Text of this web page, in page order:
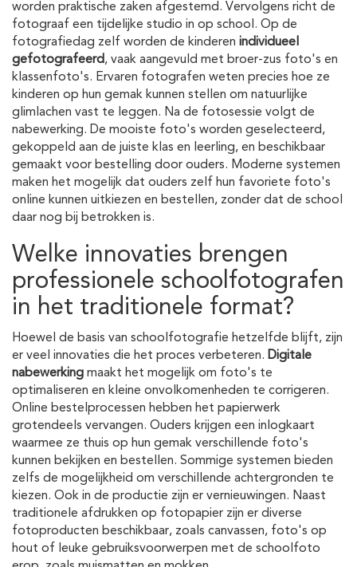
worden praktische zaken afgestemd. Vervolgens richt de
fotograaf een tijdelijke studio in op school. Op de
fotografiedag zelf worden de kinderen individueel
gefotografeerd, vaak aangevuld met broer-zus foto's en
klassenfoto's. Ervaren fotografen weten precies hoe ze
kinderen op hun gemak kunnen stellen om natuurlijke
glimlachen vast te leggen. Na de fotosessie volgt de
nabewerking. De mooiste foto's worden geselecteerd,
gekoppeld aan de juiste klas en leerling, en beschikbaar
gemaakt voor bestelling door ouders. Moderne systemen
maken het mogelijk dat ouders zelf hun favoriete foto's
online kunnen uitkiezen en bestellen, zonder dat de school
daar nog bij betrokken is.
Welke innovaties brengen
professionele schoolfotografen
in het traditionele format?
Hoewel de basis van schoolfotografie hetzelfde blijft, zijn
er veel innovaties die het proces verbeteren. Digitale
nabewerking maakt het mogelijk om foto's te
optimaliseren en kleine onvolkomenheden te corrigeren.
Online bestelprocessen hebben het papierwerk
grotendeels vervangen. Ouders krijgen een inlogkaart
waarmee ze thuis op hun gemak verschillende foto's
kunnen bekijken en bestellen. Sommige systemen bieden
zelfs de mogelijkheid om verschillende achtergronden te
kiezen. Ook in de productie zijn er vernieuwingen. Naast
traditionele afdrukken op fotopapier zijn er diverse
fotoproducten beschikbaar, zoals canvassen, foto's op
hout of leuke gebruiksvoorwerpen met de schoolfoto